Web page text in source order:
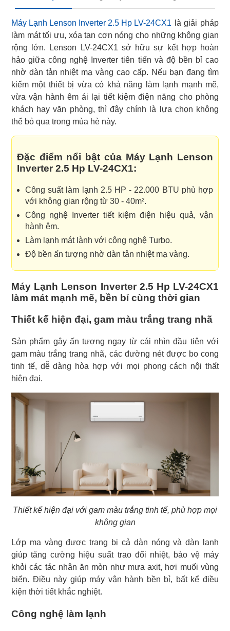
Máy Lạnh Lenson Inverter 2.5 Hp LV-24CX1 là giải pháp
làm mát tối ưu, xóa tan cơn nóng cho những không gian
rộng lớn. Lenson LV-24CX1 sở hữu sự kết hợp hoàn
hảo giữa công nghệ Inverter tiên tiến và độ bền bỉ cao
nhờ dàn tản nhiệt mạ vàng cao cấp. Nếu bạn đang tìm
kiếm một thiết bị vừa có khả năng làm lạnh mạnh mẽ,
vừa vận hành êm ái lại tiết kiệm điện năng cho phòng
khách hay văn phòng, thì đây chính là lựa chọn không
thể bỏ qua trong mùa hè này.
Đặc điểm nổi bật của Máy Lạnh Lenson
Inverter 2.5 Hp LV-24CX1:
Công suất làm lạnh 2.5 HP - 22.000 BTU phù hợp
với không gian rộng từ 30 - 40m².
Công nghệ Inverter tiết kiệm điện hiệu quả, vận
hành êm.
Làm lạnh mát lành với công nghệ Turbo.
Độ bền ấn tượng nhờ dàn tản nhiệt mạ vàng.
Máy Lạnh Lenson Inverter 2.5 Hp LV-24CX1
làm mát mạnh mẽ, bền bỉ cùng thời gian
Thiết kế hiện đại, gam màu trắng trang nhã
Sản phẩm gây ấn tượng ngay từ cái nhìn đầu tiên với
gam màu trắng trang nhã, các đường nét được bo cong
tinh tế, dễ dàng hòa hợp với mọi phong cách nội thất
hiện đại.
Thiết kế hiện đại với gam màu trắng tinh tế, phù hợp mọi
không gian
Lớp mạ vàng được trang bị cả dàn nóng và dàn lạnh
giúp tăng cường hiệu suất trao đổi nhiệt, bảo vệ máy
khỏi các tác nhân ăn mòn như mưa axit, hơi muối vùng
biển. Điều này giúp máy vận hành bền bỉ, bất kể điều
kiện thời tiết khắc nghiệt.
Công nghệ làm lạnh